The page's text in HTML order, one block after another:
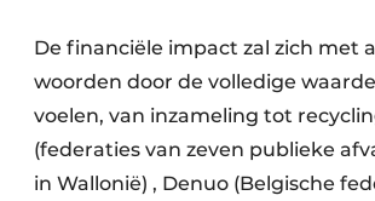
De financiële impact zal zich met
woorden door de volledige
voelen, van inzameling tot
(federaties van zeven publieke
in Wallonië) , Denuo (Belgische